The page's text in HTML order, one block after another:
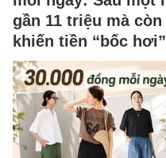
gần 11 triệu mà
khiến tiền “bốc hơi”